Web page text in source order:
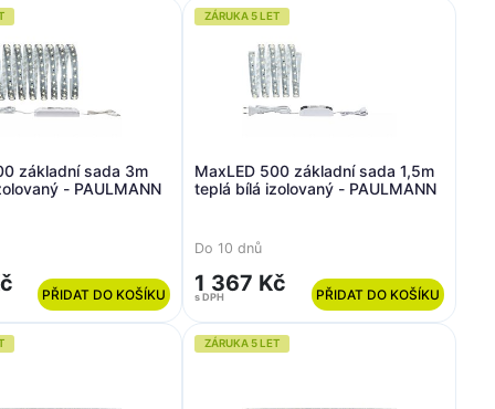
základní sada 3m
- PAULMANN
PŘIDAT DO KOŠÍKU
ZÁRUKA 5 LET
MaxLED 500 základní sada 1,5m
teplá bílá izolovaný - PAULMANN
Do 10 dnů
1 367 Kč
s DPH PŘIDAT DO KOŠÍKU
ZÁRUKA 5 LET